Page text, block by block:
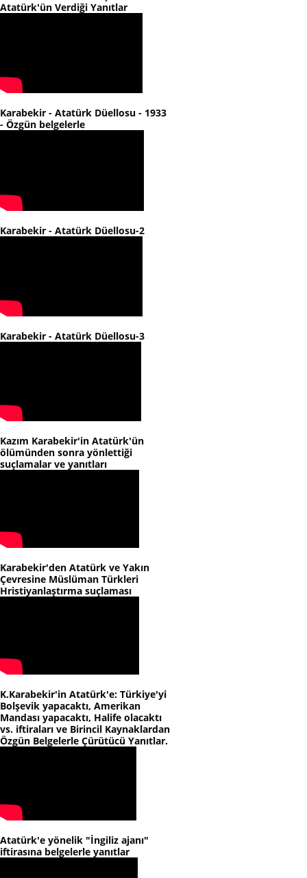
Atatürk'ün Verdiği Yanıtlar
Karabekir - Atatürk Düellosu - 1933
- Özgün belgelerle
Karabekir - Atatürk Düellosu-2
Karabekir - Atatürk Düellosu-3
Kazım Karabekir'in Atatürk'ün
ölümünden sonra yönlettiği
suçlamalar ve yanıtları
Karabekir'den Atatürk ve Yakın
Çevresine Müslüman Türkleri
Hristiyanlaştırma suçlaması
K.Karabekir'in Atatürk'e: Türkiye'yi
Bolşevik yapacaktı, Amerikan
Mandası yapacaktı, Halife olacaktı
vs. iftiraları ve Birincil Kaynaklardan
Özgün Belgelerle Çürütücü Yanıtlar.
Atatürk'e yönelik "İngiliz ajanı"
iftirasına belgelerle yanıtlar